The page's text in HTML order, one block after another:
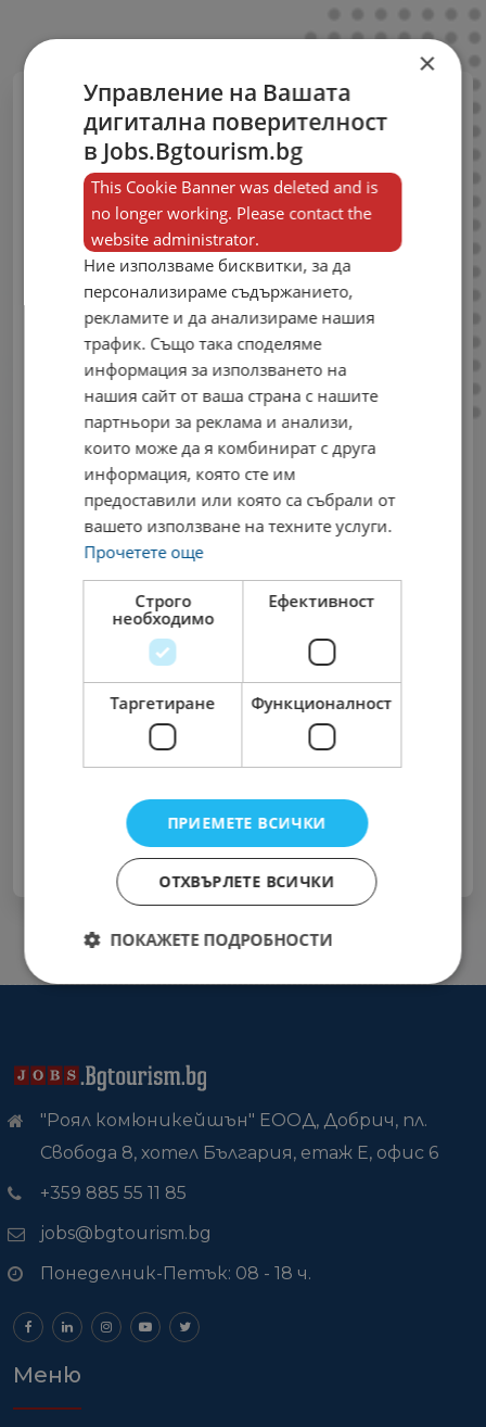
Публикувай
свободни работни
места сега!
Влез в своя профил, за да можеш да
публикуваш нови обяви в единствения
профилиран портал за работа в сферата
на туризма.
Email
Парола
Забравена парола?
Нямате акаунт ?Регистрирайте се Сега
"Роял комюникейшън" ЕООД, Добрич, пл.
Свобода 8, хотел България, етаж Е, офис 6
+359 885 55 11 85
jobs@bgtourism.bg
Понеделник-Петък: 08 - 18 ч.
Меню
×
Управление на Вашата
дигитална поверителност
в Jobs.Bgtourism.bg
This Cookie Banner was deleted and is
no longer working. Please contact the
website administrator.
Ние използваме бисквитки, за да
персонализираме съдържанието,
рекламите и да анализираме нашия
трафик. Също така споделяме
информация за използването на
нашия сайт от ваша страна с нашите
партньори за реклама и анализи,
които може да я комбинират с друга
информация, която сте им
предоставили или която са събрали от
вашето използване на техните услуги.
Прочетете още
Строго
необходимо
Ефективност
Таргетиране Функционалност
ПРИЕМЕТЕ ВСИЧКИ
ОТХВЪРЛЕТЕ ВСИЧКИ
ПОКАЖЕТЕ ПОДРОБНОСТИ